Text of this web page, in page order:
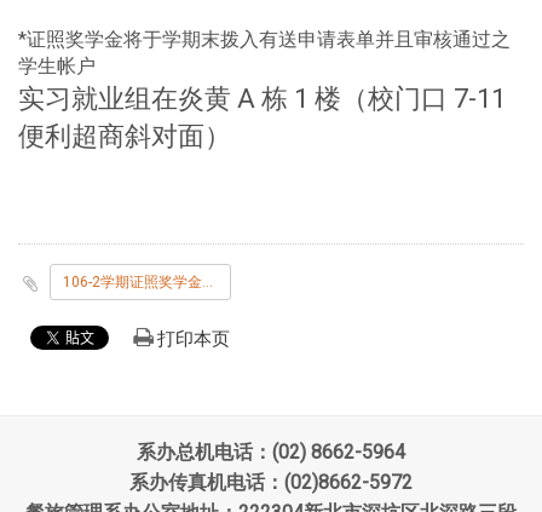
*证照奖学金将于学期末拨入有送申请表单并且审核通过之
学生帐户
实习就业组在炎黄 A 栋 1 楼（校门口 7-11
便利超商斜对面）
106-2学期证照奖学金开始申请--公告.pdf
打印本页
系办总机电话：(02) 8662-5964
系办传真机电话：(02)8662-5972